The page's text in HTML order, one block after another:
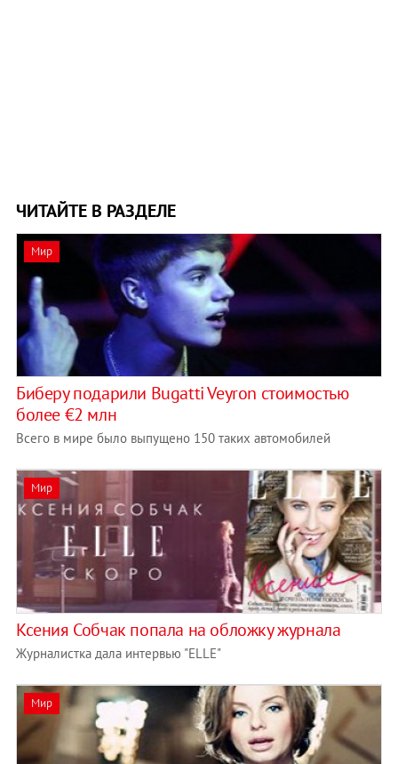
ЧИТАЙТЕ В РАЗДЕЛЕ
Мир
Биберу подарили Bugatti Veyron стоимостью
более €2 млн
Всего в мире было выпущено 150 таких автомобилей
Мир
Ксения Собчак попала на обложку журнала
Журналистка дала интервью "ELLE"
Мир